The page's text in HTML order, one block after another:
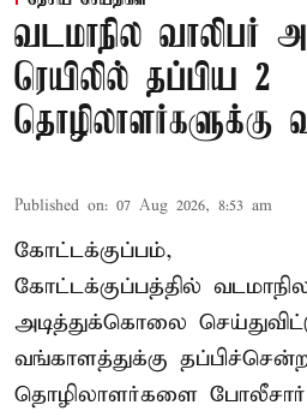
வடமாநில வாலிபர்
ரெயிலில் தப்பிய 2
தொழிலாளர்களுக்கு
Published on: 07 Aug 2026, 8:53 am
கோட்டக்குப்பம்,
கோட்டக்குப்பத்தில்
அடித்துக்கொலை
வங்காளத்துக்கு
தொழிலாளர்களை போலீசார்